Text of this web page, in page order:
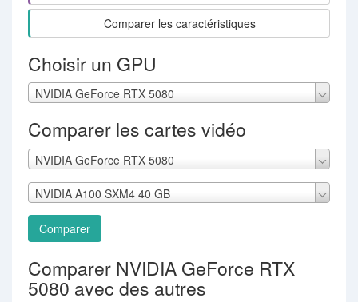
Comparer les caractéristiques
Choisir un GPU
NVIDIA GeForce RTX 5080
Comparer les cartes vidéo
NVIDIA GeForce RTX 5080
NVIDIA A100 SXM4 40 GB
Comparer
Comparer NVIDIA GeForce RTX
5080 avec des autres